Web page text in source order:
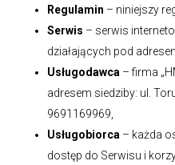
Regulamin – niniejszy
Serwis – serwis
działających pod
Usługodawca – firma
adresem siedziby: ul.
9691169969,
Usługobiorca – każda
dostęp do Serwisu i